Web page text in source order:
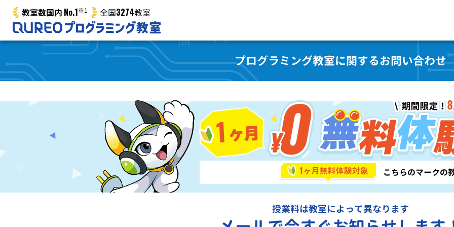
教室数国内 No.1※1 全国3274教室
プログラミング教室に関するお問い合わせ
授業料は教室によって異なります